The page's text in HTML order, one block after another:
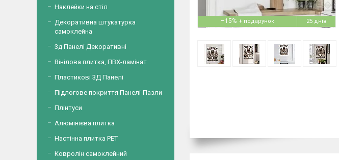
–15% 25 днів
Наклейки на стіл
Декоративна штукатурка
самоклейна
3д Панелі Декоративні
Вінілова плитка, ПВХ-ламінат
Пластикові 3Д Панелі
Підлогове покриття Панелі-Пазли
Плінтуси
Алюмінієва плитка
Настінна плитка PET
Ковролін самоклейний